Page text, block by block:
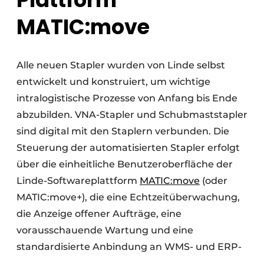
MATIC:move
Alle neuen Stapler wurden von Linde selbst
entwickelt und konstruiert, um wichtige
intralogistische Prozesse von Anfang bis Ende
abzubilden. VNA-Stapler und Schubmaststapler
sind digital mit den Staplern verbunden. Die
Steuerung der automatisierten Stapler erfolgt
über die einheitliche Benutzeroberfläche der
Linde-Softwareplattform MATIC:move (oder
MATIC:move+), die eine Echtzeitüberwachung,
die Anzeige offener Aufträge, eine
vorausschauende Wartung und eine
standardisierte Anbindung an WMS- und ERP-